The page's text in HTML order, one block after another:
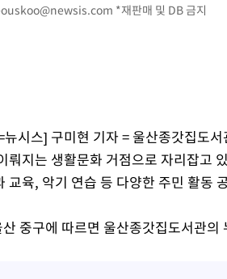
*재판매 및 DB 금지
뉴시스] 구미현 기자 = 울산종갓집도
뤄지는 생활문화 거점으로 자리잡고
교육, 악기 연습 등 다양한 주민 활동
중구에 따르면 울산종갓집도서관